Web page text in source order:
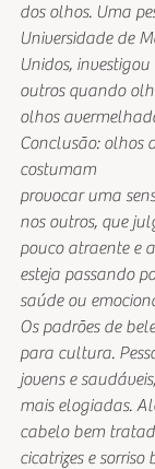
dos olhos. Uma
Universidade de
Unidos,
outros quando
olhos
Conclusão: olhos
costumam
provocar uma
nos outros, que
pouco atraente e
esteja passando
saúde ou
Os padrões de
para cultura.
jovens e
mais elogiadas.
cabelo bem
cicatrizes e